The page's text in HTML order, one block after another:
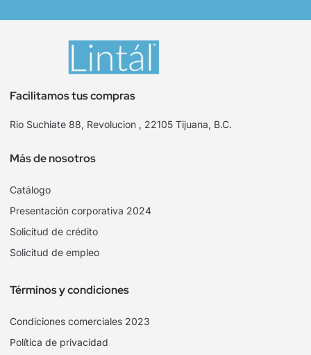
Facilitamos tus compras
Rio Suchiate 88, Revolucion , 22105 Tijuana, B.C.
Más de nosotros
Catálogo
Presentación corporativa 2024
Solicitud de crédito
Solicitud de empleo
Términos y condiciones
Condiciones comerciales 2023
Política de privacidad